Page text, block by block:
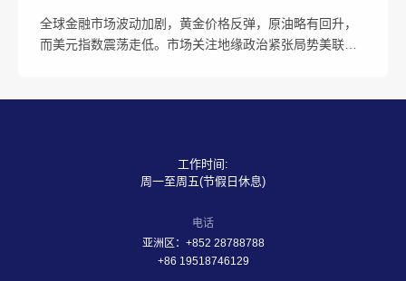
动暨颁...
全球金融市场波动加剧，黄金价格反弹，原油略有回升，
而美元指数震荡走低。市场关注地缘政治紧张局势美联储
工作时间:
周一至周五(节假日休息)
电话
亚洲区：+852 28788788
+86 19518746129